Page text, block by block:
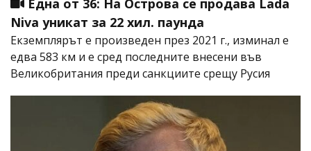
Една от 36: На Острова се продава Lada
Niva уникат за 22 хил. паунда
Екземплярът е произведен през 2021 г., изминал е
едва 583 км и е сред последните внесени във
Великобритания преди санкциите срещу Русия